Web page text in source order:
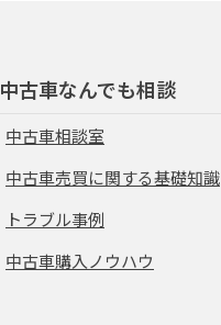
中古車なんでも相談
中古車相談室
中古車売買に関する基礎知識
トラブル事例
中古車購入ノウハウ